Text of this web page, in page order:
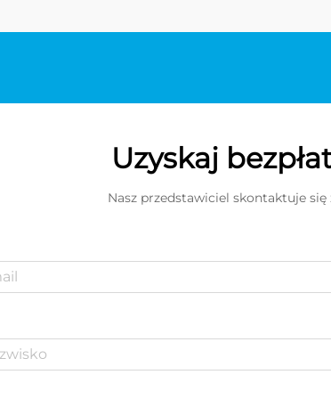
Uzyskaj
Nasz przedstawiciel skontaktuje